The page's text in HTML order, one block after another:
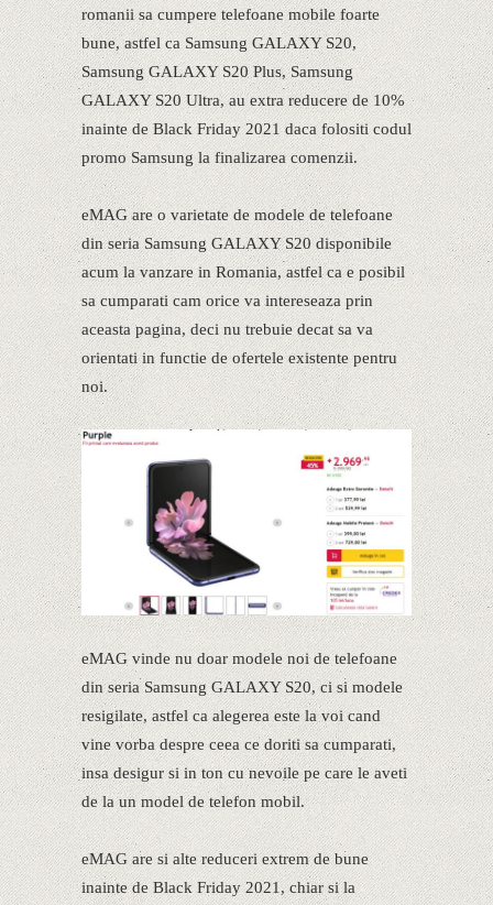
romanii sa cumpere telefoane mobile foarte
bune, astfel ca Samsung GALAXY S20,
Samsung GALAXY S20 Plus, Samsung
GALAXY S20 Ultra, au extra reducere de 10%
inainte de Black Friday 2021 daca folositi codul
promo Samsung la finalizarea comenzii.
eMAG are o varietate de modele de telefoane
din seria Samsung GALAXY S20 disponibile
acum la vanzare in Romania, astfel ca e posibil
sa cumparati cam orice va intereseaza prin
aceasta pagina, deci nu trebuie decat sa va
orientati in functie de ofertele existente pentru
noi.
eMAG vinde nu doar modele noi de telefoane
din seria Samsung GALAXY S20, ci si modele
resigilate, astfel ca alegerea este la voi cand
vine vorba despre ceea ce doriti sa cumparati,
insa desigur si in ton cu nevoile pe care le aveti
de la un model de telefon mobil.
eMAG are si alte reduceri extrem de bune
inainte de Black Friday 2021, chiar si la